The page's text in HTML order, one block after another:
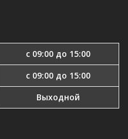
с 09:00 до 15:00
с 09:00 до 15:00
Выходной